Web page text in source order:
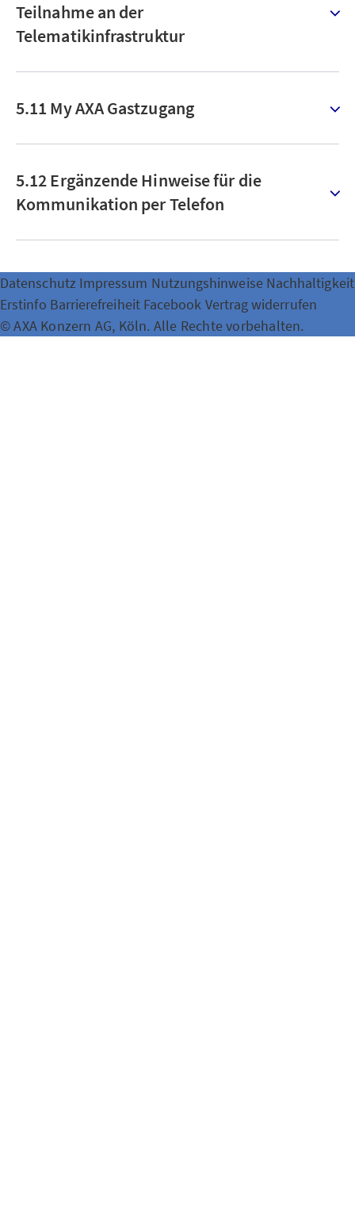
Teilnahme an der
Telematikinfrastruktur
5.11 My AXA Gastzugang
5.12 Ergänzende Hinweise für die
Kommunikation per Telefon
Datenschutz Impressum Nutzungshinweise Nachhaltigkeit
Erstinfo Barrierefreiheit Facebook Vertrag widerrufen
© AXA Konzern AG, Köln. Alle Rechte vorbehalten.